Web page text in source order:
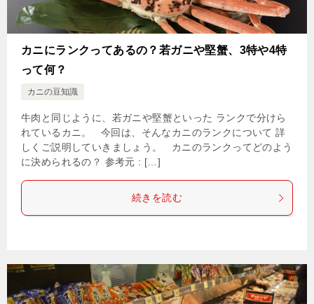
カニにランクってあるの？若ガニや堅蟹、3特や4特
って何？
カニの豆知識
牛肉と同じように、若ガニや堅蟹といった ランクで分けら
れているカニ。 今回は、そんなカニのランクについて 詳
しくご説明していきましょう。 カニのランクってどのよう
に決められるの？ 参考元 : […]
続きを読む